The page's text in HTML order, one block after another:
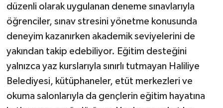
düzenli olarak uygulanan deneme sınavlarıyla
öğrenciler, sınav stresini yönetme konusunda
deneyim kazanırken akademik seviyelerini de
yakından takip edebiliyor. Eğitim desteğini
yalnızca yaz kurslarıyla sınırlı tutmayan Haliliye
Belediyesi, kütüphaneler, etüt merkezleri ve
okuma salonlarıyla da gençlerin eğitim hayatına